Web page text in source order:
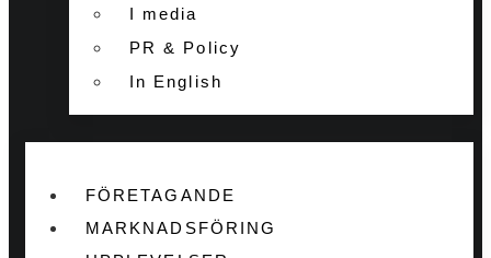
I media
PR & Policy
In English
FÖRETAGANDE
MARKNADSFÖRING